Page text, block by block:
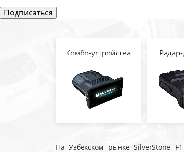
Комбо-устройства
На Узбекском рынке SilverStone